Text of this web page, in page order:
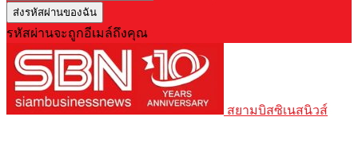
รหัสผ่านจะถูกอีเมล์ถึงคุณ
สยามบิสซิเนสนิวส์